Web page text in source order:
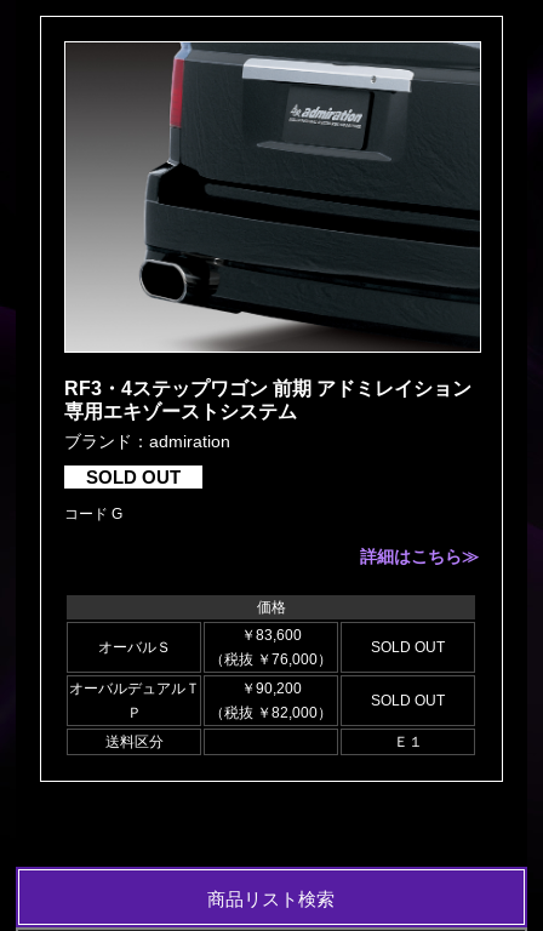
RF3・4ステップワゴン 前期 アドミレイション
専用エキゾーストシステム
ブランド：admiration
SOLD OUT
コード G
詳細はこちら≫
価格
オーバルＳ
￥83,600
（税抜 ￥76,000）
SOLD OUT
オーバルデュアルＴ
Ｐ
￥90,200
（税抜 ￥82,000）
SOLD OUT
送料区分 Ｅ１
商品リスト検索